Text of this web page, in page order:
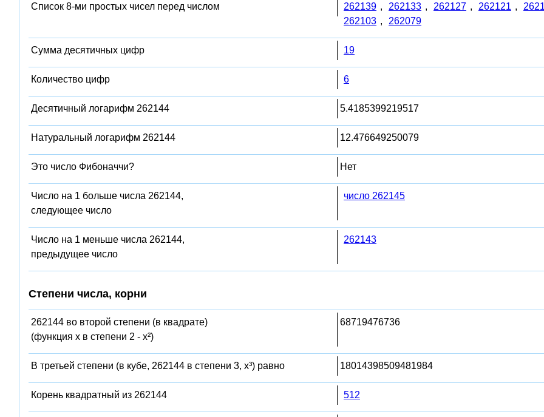
Список 8-ми простых чисел перед числом 262139 , 262133 , 262127 , 262121 ,
262103 , 262079
Сумма десятичных цифр 19
Количество цифр 6
Десятичный логарифм 262144 5.4185399219517
Натуральный логарифм 262144 12.476649250079
Это число Фибоначчи? Нет
Число на 1 больше числа 262144,
следующее число
число 262145
Число на 1 меньше числа 262144,
предыдущее число
262143
Степени числа, корни
262144 во второй степени (в квадрате)
(функция x в степени 2 - x²)
68719476736
В третьей степени (в кубе, 262144 в степени 3, x³) равно 18014398509481984
Корень квадратный из 262144 512